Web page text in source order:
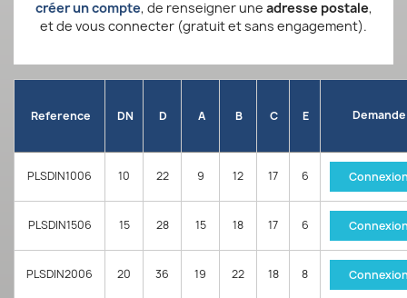
créer un compte, de renseigner une adresse postale,
et de vous connecter (gratuit et sans engagement).
Reference DN D A B C E Demande
PLSDIN1006 10 22 9 12 17 6
PLSDIN1506 15 28 15 18 17 6
PLSDIN2006 20 36 19 22 18 8